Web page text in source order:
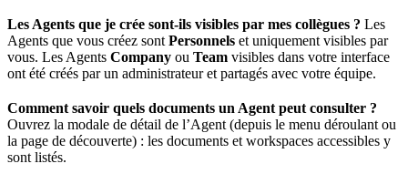
Les Agents que je crée sont-ils visibles par mes collègues ? Les
Agents que vous créez sontPersonnels et uniquement visibles par
vous. Les Agents Company ou Team visibles dans votre interface
ont été créés par un administrateur et partagés avec votre équipe.
Comment savoir quels documents un Agent peut consulter ?
Ouvrez la modale de détail de l’Agent (depuis le menu déroulant ou
la page de découverte) : les documents et workspaces accessibles y
sont listés.